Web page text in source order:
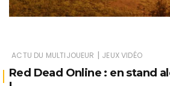
ACTU DU MULTIJOUEUR | JEUX VIDÉO
Red Dead Online : en stand